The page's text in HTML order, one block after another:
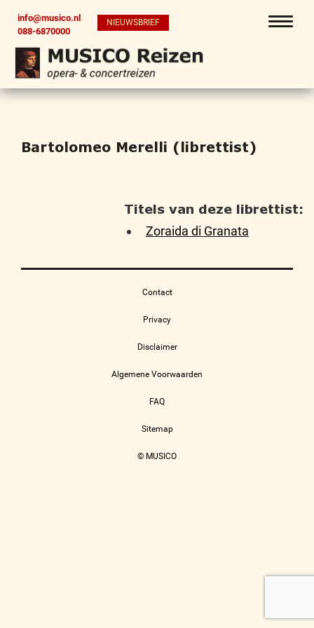
info@musico.nl
088-6870000
NIEUWSBRIEF
Bartolomeo Merelli (librettist)
Titels van deze librettist:
Zoraida di Granata
Contact
Privacy
Disclaimer
Algemene Voorwaarden
FAQ
Sitemap
© MUSICO